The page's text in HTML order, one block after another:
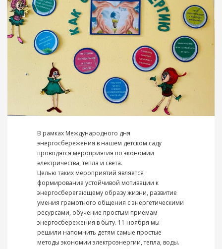
В рамках Международного дня
энергосбережения в нашем детском саду
проводятся мероприятия по экономии
электричества, тепла и света.
Целью таких мероприятий является
формирование устойчивой мотивации к
энергосберегающему образу жизни, развитие
умения грамотного общения с энергетическими
ресурсами, обучение простым приемам
энергосбережения в быту. 11 ноября мы
решили напомнить детям самые простые
методы экономии электроэнергии, тепла, воды.